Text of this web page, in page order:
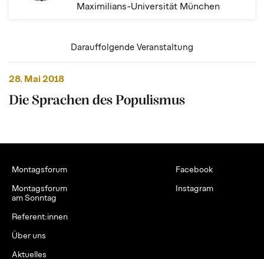
Maximilians-Universität München
Darauffolgende Veranstaltung
28. Mai 2018
Die Sprachen des Populismus
Montagsforum
Montagsforum
am Sonntag
Referent:innen
Über uns
Aktuelles
Facebook
Instagram